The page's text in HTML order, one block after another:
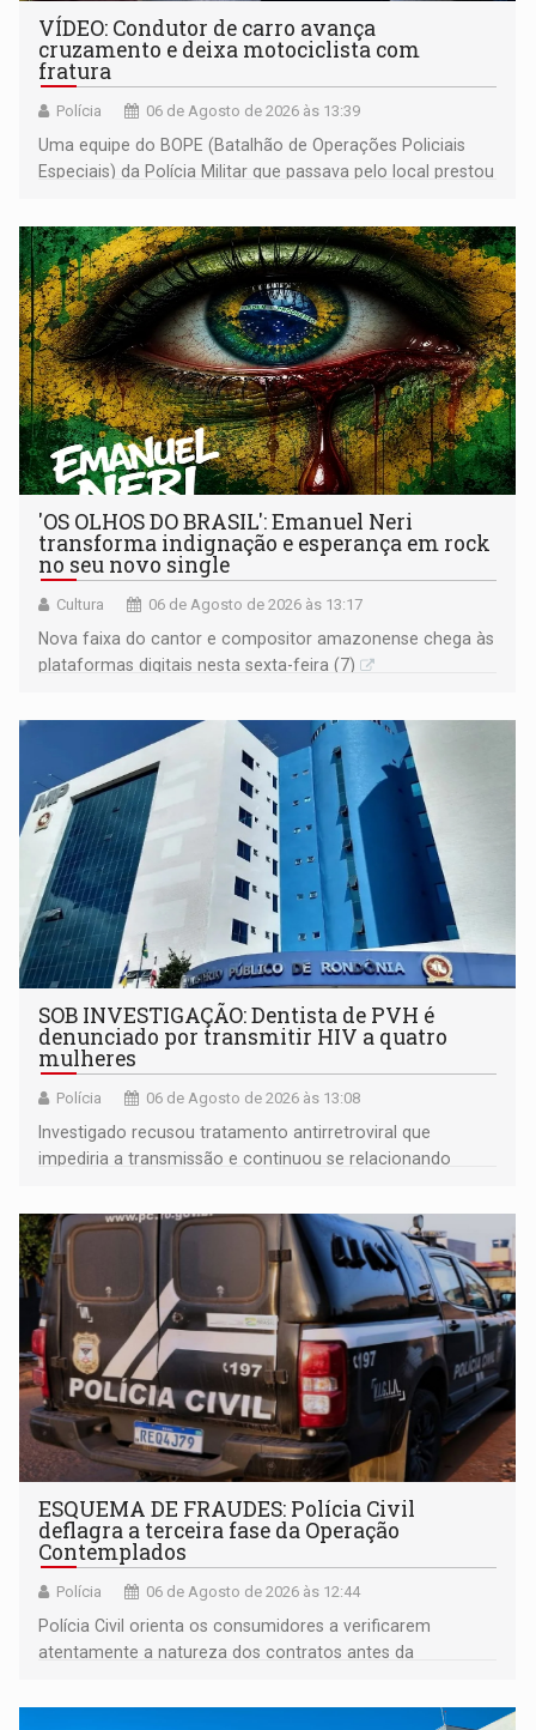
VÍDEO: Condutor de carro avança
cruzamento e deixa motociclista com
fratura
Polícia 06 de Agosto de 2026 às 13:39
Uma equipe do BOPE (Batalhão de Operações Policiais
Especiais) da Polícia Militar que passava pelo local prestou
'OS OLHOS DO BRASIL': Emanuel Neri
transforma indignação e esperança em rock
no seu novo single
Cultura 06 de Agosto de 2026 às 13:17
Nova faixa do cantor e compositor amazonense chega às
plataformas digitais nesta sexta-feira (7)
SOB INVESTIGAÇÃO: Dentista de PVH é
denunciado por transmitir HIV a quatro
mulheres
Polícia 06 de Agosto de 2026 às 13:08
Investigado recusou tratamento antirretroviral que
impediria a transmissão e continuou se relacionando
ESQUEMA DE FRAUDES: Polícia Civil
deflagra a terceira fase da Operação
Contemplados
Polícia 06 de Agosto de 2026 às 12:44
Polícia Civil orienta os consumidores a verificarem
atentamente a natureza dos contratos antes da